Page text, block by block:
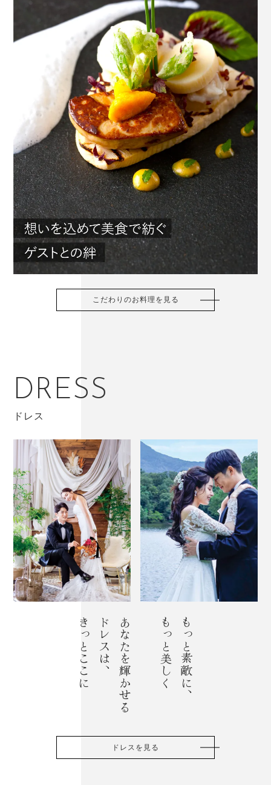
こだわりのお料理を見る
DRESS
ドレス
もっと素敵に、
もっと美しく
あなたを輝かせる
ドレスは、
きっとここに
ドレスを見る